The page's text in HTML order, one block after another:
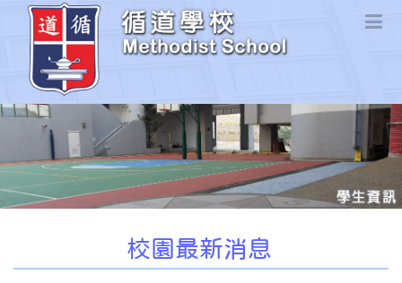
校園最新消息